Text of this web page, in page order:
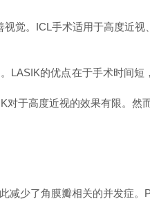
觉。ICL手术适用于高度近视
的优点在于手术时间短
于高度近视的效果有限。然
少了角膜瓣相关的并发症。